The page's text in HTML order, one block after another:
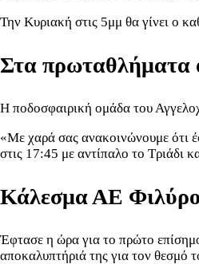
Την Κυριακή στις 5μμ θα γίνει ο
Στα πρωταθλήματα
Η ποδοσφαιρική ομάδα του
«Με χαρά σας ανακοινώνουμε ότι
στις 17:45 με αντίπαλο το Τριάδι
Κάλεσμα ΑΕ
Έφτασε η ώρα για το πρώτο
αποκαλυπτήριά της για τον